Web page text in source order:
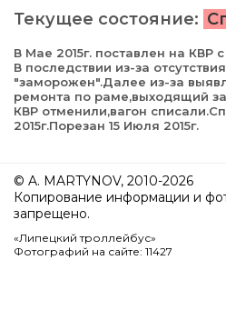
Текущее состояние:
В Мае 2015г. поставлен на КВР
В последствии из-за
"заморожен".Далее из-за
ремонта по раме,выходящий
КВР отменили,вагон
2015г.Порезан 15 Июля 2015г.
© A. MARTYNOV, 2010-2026
Копирование информации и
запрещено.
«Липецкий троллейбус»
Фотографий на сайте: 11427